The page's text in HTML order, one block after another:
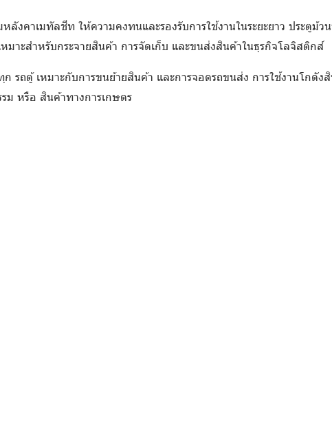
ลังคาเมทัลชีท ให้ความคงทนและรองรับการใช้งานในระยะยาว ประตูม้
มาะสำหรับกระจายสินค้า การจัดเก็บ และขนส่งสินค้าในธุรกิจโลจิสติกส์
รถตู้ เหมาะกับการขนย้ายสินค้า และการจอดรถขนส่ง การใช้งานโกดัง
ม หรือ สินค้าทางการเกษตร